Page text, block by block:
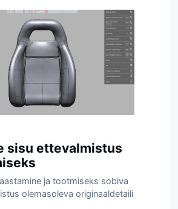
sisu ettevalmistus
ja tootmiseks sobiva
olemasoleva originaaldetaili